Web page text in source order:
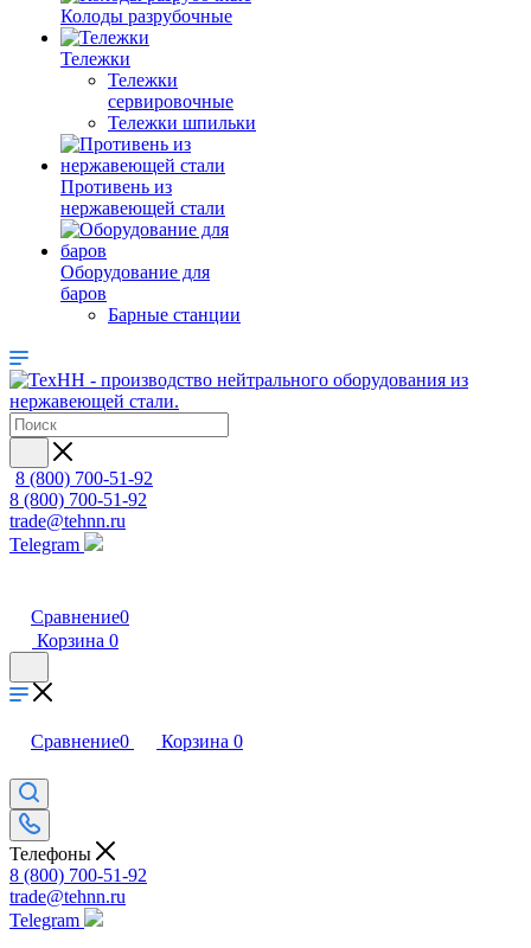
Колоды разрубочные
Тележки
Тележки
сервировочные
Тележки шпильки
Противень из
нержавеющей стали
Оборудование для
баров
Барные станции
8 (800) 700-51-92
8 (800) 700-51-92
trade@tehnn.ru
Telegram
Сравнение0
Корзина 0
Сравнение0 Корзина 0
Телефоны
8 (800) 700-51-92
trade@tehnn.ru
Telegram